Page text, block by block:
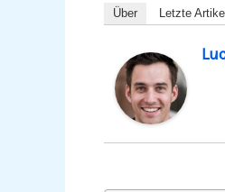
Über Letzte Artikel